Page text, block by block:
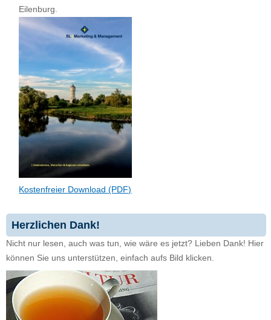
Eilenburg.
Kostenfreier Download (PDF)
Herzlichen Dank!
Nicht nur lesen, auch was tun, wie wäre es jetzt? Lieben Dank! Hier
können Sie uns unterstützen, einfach aufs Bild klicken.